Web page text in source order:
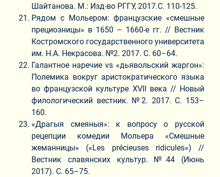
Шайтанова. М.: Изд-во РГГУ, 2017.С. 110-125.
Рядом с Мольером: французские «смешные
прециозницы» в 1650 – 1660-е гг. // Вестник
Костромского государственного университета
им. Н.А. Некрасова. №2. 2017. С. 60–64.
Галантное наречие vs «дьявольский жаргон»:
Полемика вокруг аристократического языка
во французской культуре XVII века // Новый
филологический вестник. №2. 2017. С. 153–
160.
«Драгыя смеяныя»: к вопросу о русской
рецепции комедии Мольера «Смешные
жеманницы» («Les précieuses ridicules») //
Вестник славянских культур. №44 (Июнь
2017). С. 65–75.